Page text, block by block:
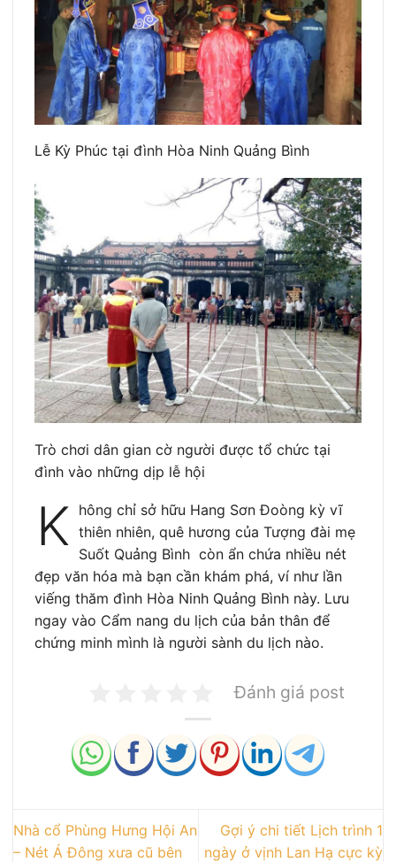
Lễ Kỳ Phúc tại đình Hòa Ninh Quảng Bình
Trò chơi dân gian cờ người được tổ chức tại
đình vào những dịp lễ hội
K hông chỉ sở hữu Hang Sơn Đoòng kỳ vĩ
thiên nhiên, quê hương của Tượng đài mẹ
Suốt Quảng Bình còn ẩn chứa nhiều nét
đẹp văn hóa mà bạn cần khám phá, ví như lần
viếng thăm đình Hòa Ninh Quảng Bình này. Lưu
ngay vào Cẩm nang du lịch của bản thân để
chứng minh mình là người sành du lịch nào.
Đánh giá post
Nhà cổ Phùng Hưng Hội An
– Nét Á Đông xưa cũ bên
Gợi ý chi tiết Lịch trình 1
ngày ở vịnh Lan Hạ cực kỳ